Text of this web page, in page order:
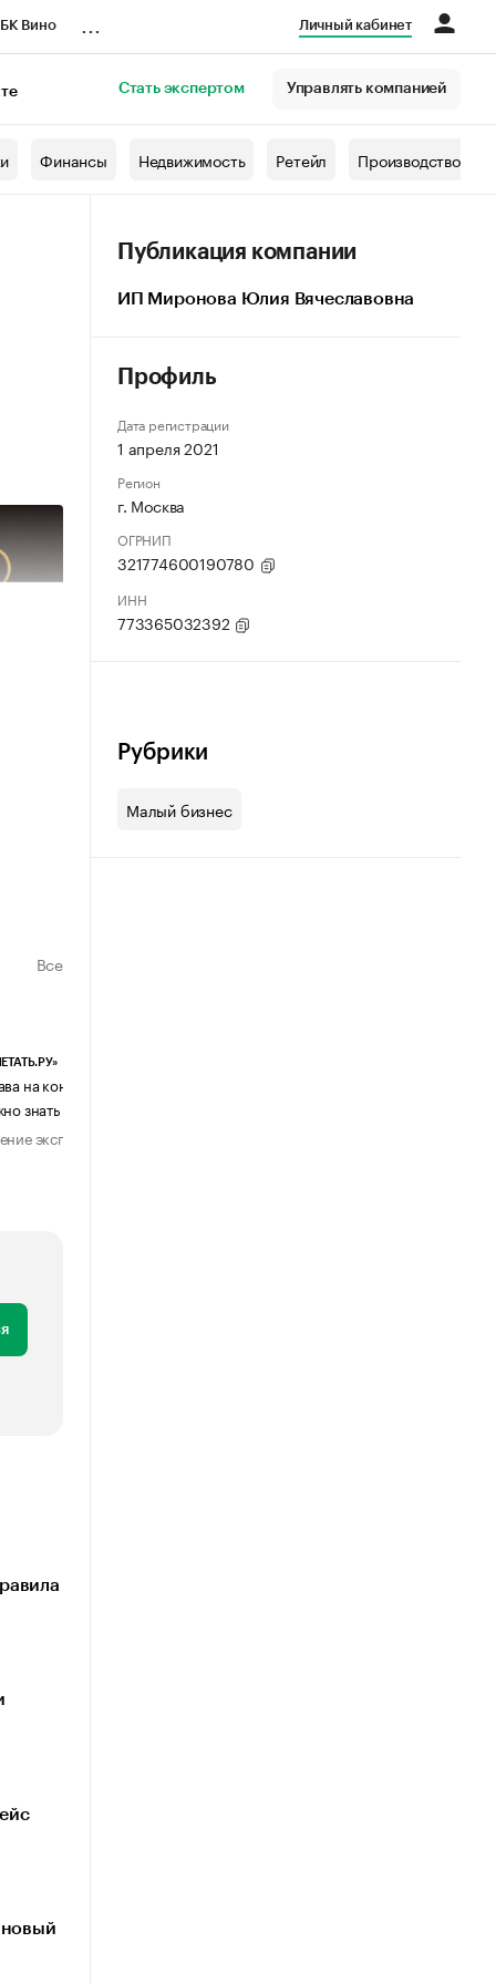
Вино Личный кабинет
Стать экспертом Управлять компанией
Финансы Недвижимость Ретейл Производство
Все
на контент, созданный ИИ: что
знать бизнесу
эксперта
Публикация компании
ИП Миронова Юлия Вячеславовна
Профиль
Дата регистрации
1 апреля 2021
Регион
г. Москва
ОГРНИП
321774600190780
ИНН
773365032392
Рубрики
Малый бизнес